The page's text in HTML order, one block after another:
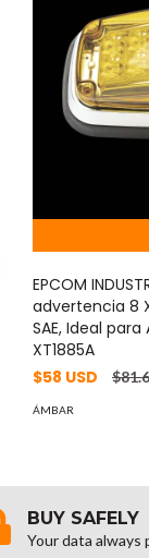
EPCOM
advertencia 8
SAE, Ideal
XT1885A
$58 USD
ÁMBAR
BUY SAFELY
Your data